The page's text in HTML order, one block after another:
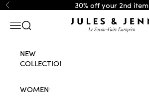
Skip to content
Previous 30% off your 2nd item
JULES & JENN
Navigation menu
Search
NEW
COLLECTION
WOMEN